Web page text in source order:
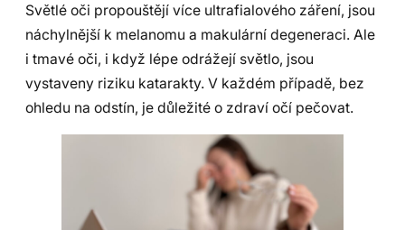
Světlé oči propouštějí více ultrafialového záření, jsou
náchylnější k melanomu a makulární degeneraci. Ale
i tmavé oči, i když lépe odrážejí světlo, jsou
vystaveny riziku katarakty. V každém případě, bez
ohledu na odstín, je důležité o zdraví očí pečovat.